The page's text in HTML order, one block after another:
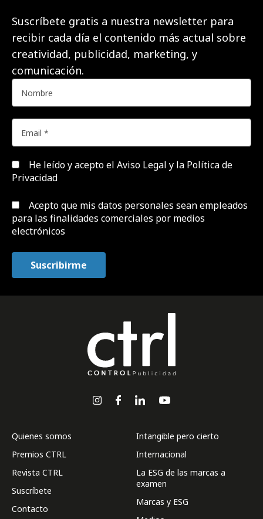
Suscríbete gratis a nuestra newsletter para
recibir cada día el contenido más actual sobre
creatividad, publicidad, marketing, y
comunicación.
He leído y acepto el Aviso Legal y la Política de
Privacidad
Acepto que mis datos personales sean empleados
para las finalidades comerciales por medios
electrónicos
Quienes somos
Premios CTRL
Revista CTRL
Suscríbete
Contacto
Intangible pero cierto
Internacional
La ESG de las marcas a
examen
Marcas y ESG